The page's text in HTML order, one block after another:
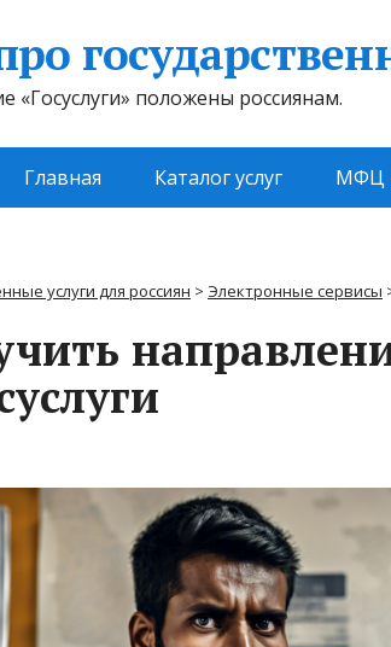
«Госуслуги» положены россиянам.
Главная Каталог услуг МФЦ
услуги для россиян > Электронные сервисы